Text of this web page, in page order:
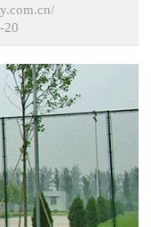
20